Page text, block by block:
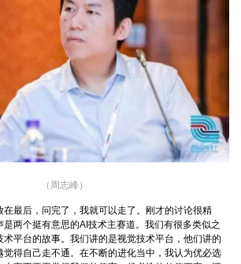
（周志峰）
最后，问完了，我就可以走了。刚才的讨论很精
两个挺有意思的AI技术主赛道。我们有很多类似之
平台的故事。我们讲的是视觉技术平台，他们讲的
得自己走不通。在不断的进化当中，我认为优必选